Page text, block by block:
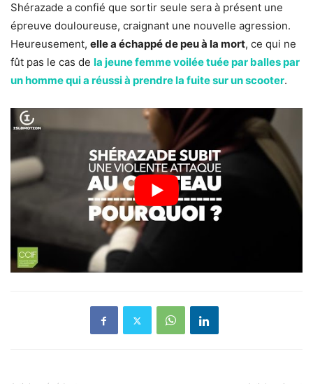
Shérazade a confié que sortir seule sera à présent une
épreuve douloureuse, craignant une nouvelle agression.
Heureusement, elle a échappé de peu à la mort, ce qui ne
fût pas le cas de la jeune femme voilée tuée par balles par
un homme qui a réussi à prendre la fuite sur un scooter.